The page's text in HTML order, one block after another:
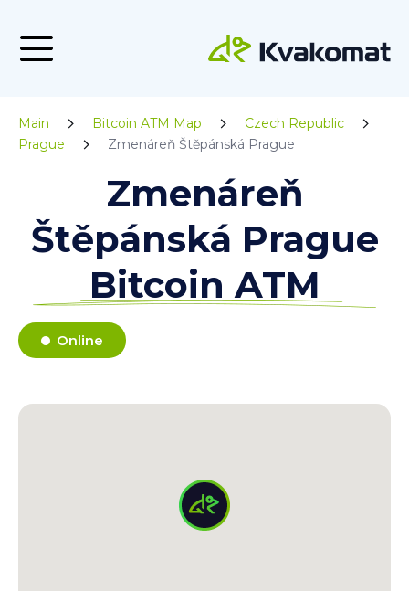
Main Bitcoin ATM Map
Czech Republic
Prague
Zmenáreň Štěpánská Prague
Zmenáreň
Štěpánská Prague
Bitcoin ATM
Online